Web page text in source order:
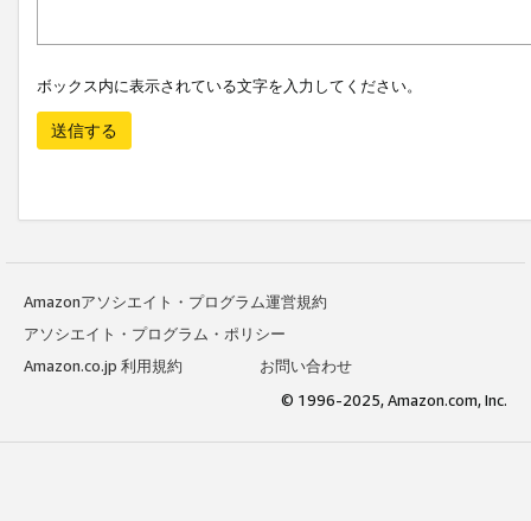
ボックス内に表示されている文字を入力してください。
送信する
Amazonアソシエイト・プログラム運営規約
アソシエイト・プログラム・ポリシー
Amazon.co.jp 利用規約
お問い合わせ
© 1996-2025, Amazon.com, Inc.